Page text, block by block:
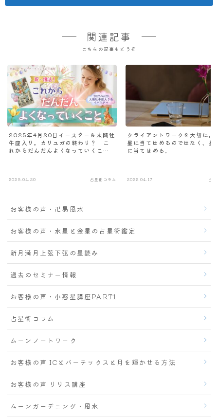
関連記事
こちらの記事もどうぞ
2025年4月20日イースター＆太陽牡
牛座入り。カリユガの終わり？ こ
れからだんだんよくなっていくこ
2025.04.20 占星術コラム
クライアントワークを大切に。
星に当てはめるのではなく、星
に当てはめる。
2023.04.17 占
お客様の声・卍易風水
お客様の声・水星と金星の占星術鑑定
新月満月上弦下弦の星読み
過去のセミナー情報
お客様の声・小惑星講座PART1
占星術コラム
ムーンノートワーク
お客様の声 ICとバーテックスと月を輝かせる方法
お客様の声 リリス講座
ムーンガーデニング・風水